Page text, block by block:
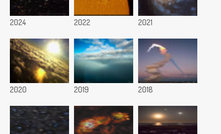
2024 2022 2021
2020 2019 2018